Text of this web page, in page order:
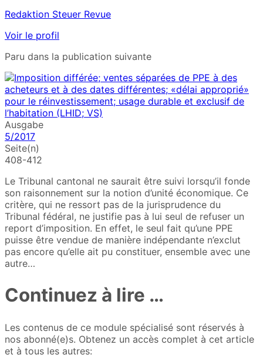
Redaktion Steuer Revue
Voir le profil
Paru dans la publication suivante
Ausgabe
5/2017
Seite(n)
408-412
Le Tribunal cantonal ne saurait être suivi lorsqu’il fonde
son raisonnement sur la notion d’unité économique. Ce
critère, qui ne ressort pas de la jurisprudence du
Tribunal fédéral, ne justifie pas à lui seul de refuser un
report d’imposition. En effet, le seul fait qu’une PPE
puisse être vendue de manière indépendante n’exclut
pas encore qu’elle ait pu constituer, ensemble avec une
autre…
Continuez à lire …
Les contenus de ce module spécialisé sont réservés à
nos abonné(e)s. Obtenez un accès complet à cet article
et à tous les autres: